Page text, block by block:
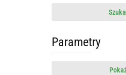
Parametry